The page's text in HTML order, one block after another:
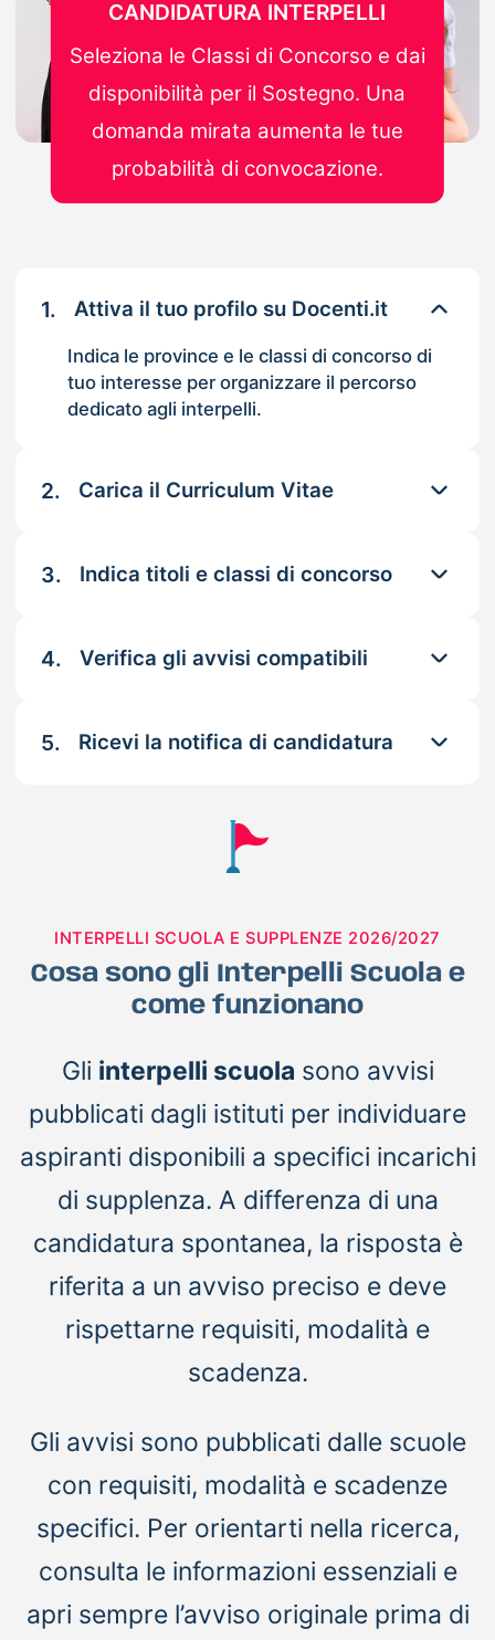
1. Attiva il tuo profilo su Docenti.it
Indica le province e le classi di concorso di
tuo interesse per organizzare il percorso
dedicato agli interpelli.
2. Carica il Curriculum Vitae
3. Indica titoli e classi di concorso
4. Verifica gli avvisi compatibili
5. Ricevi la notifica di candidatura
CANDIDATURA INTERPELLI
Seleziona le Classi di Concorso e dai
disponibilità per il Sostegno. Una
domanda mirata aumenta le tue
probabilità di convocazione.
INTERPELLI SCUOLA E SUPPLENZE 2026/2027
Cosa sono gli Interpelli Scuola e
come funzionano
Gli interpelli scuola sono avvisi
pubblicati dagli istituti per individuare
aspiranti disponibili a specifici incarichi
di supplenza. A differenza di una
candidatura spontanea, la risposta è
riferita a un avviso preciso e deve
rispettarne requisiti, modalità e
scadenza.
Gli avvisi sono pubblicati dalle scuole
con requisiti, modalità e scadenze
specifici. Per orientarti nella ricerca,
consulta le informazioni essenziali e
apri sempre l’avviso originale prima di